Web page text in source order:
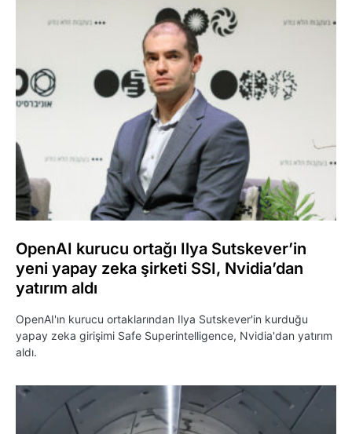
OpenAI kurucu ortağı Ilya Sutskever’in
yeni yapay zeka şirketi SSI, Nvidia’dan
yatırım aldı
OpenAI'ın kurucu ortaklarından Ilya Sutskever'in kurduğu
yapay zeka girişimi Safe Superintelligence, Nvidia'dan yatırım
aldı.